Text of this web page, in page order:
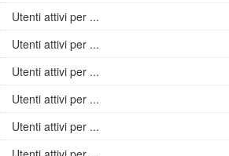
Utenti attivi per ...
Utenti attivi per ...
Utenti attivi per ...
Utenti attivi per ...
Utenti attivi per ...